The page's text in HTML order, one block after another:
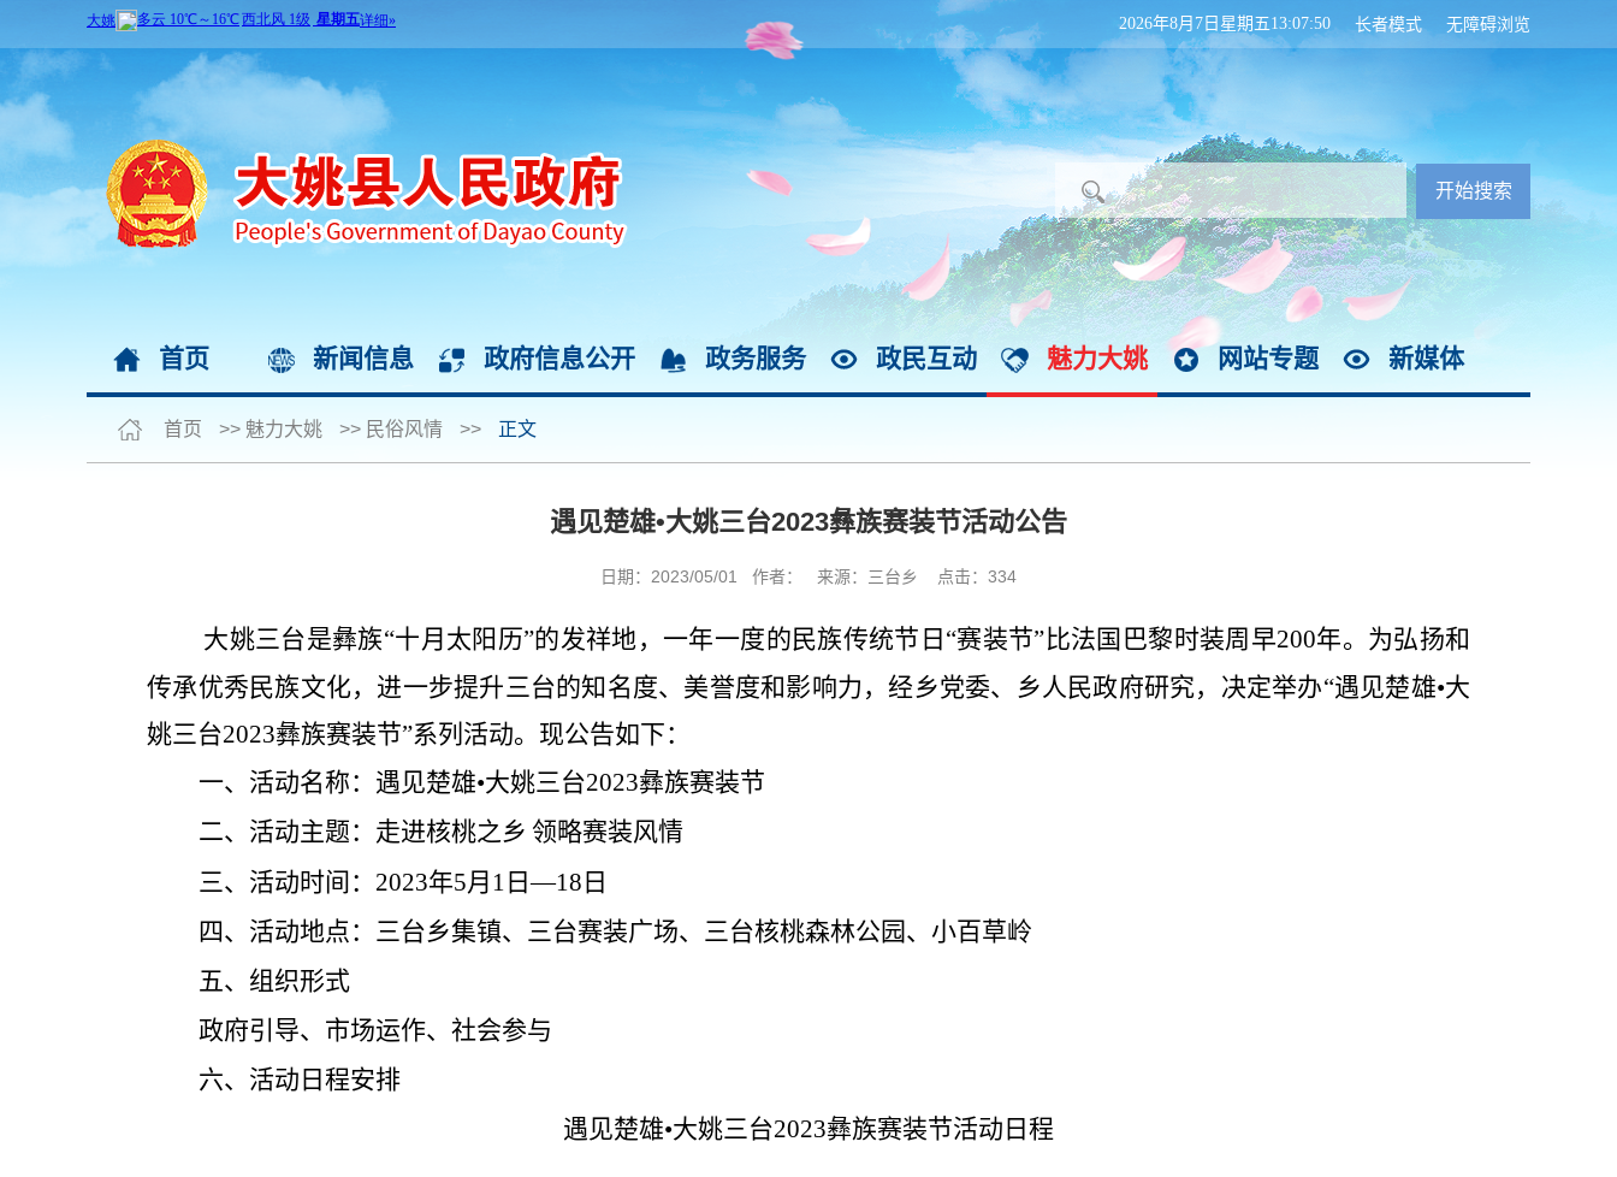
无障碍浏览
长者模式
2026年8月7日星期五13:07:51
首页 新闻信息 政府信息公开 政务服务 政民互动 魅力大姚 网站专题 新媒体
首页 >> 魅力大姚 >> 民俗风情 >> 正文
遇见楚雄•大姚三台2023彝族赛装节活动公告
日期：2023/05/01 作者： 来源：三台乡 点击： 334
大姚三台是彝族“十月太阳历”的发祥地， 一年一度的民族传统节日 “赛装节”比法国巴黎时装周 早200年。 为弘扬和
传承优秀民族文化， 进一步提升三台的知名度、美誉度和影响力，经乡党委、乡人民政府研究，决定举办“遇见楚雄•大
姚三台2023彝族赛装节”系列活动。 现公告如下：
一、 活动名称： 遇见楚雄•大姚三台2023彝族赛装节
二、活动主题： 走进核桃之乡 领略赛装风情
三、活动时间： 2023年5月 1 日—18 日
四、活动地点： 三台乡集镇、三台赛装广场、三台核桃森林公园、小百草岭
五、 组织形式
政府引导、市场运作、社会参与
六、活动日程安排
遇见楚雄•大姚三台2023彝族赛装节活动 日程